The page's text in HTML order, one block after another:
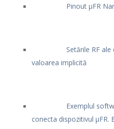
Pinout μFR
Setările RF
valoarea implicită
Exemplul
conecta dispozitivul μFR.